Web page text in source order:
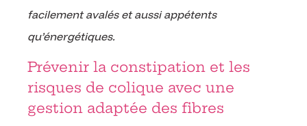
facilement avalés et aussi appétents
qu’énergétiques.
Prévenir la constipation et les
risques de colique avec une
gestion adaptée des fibres